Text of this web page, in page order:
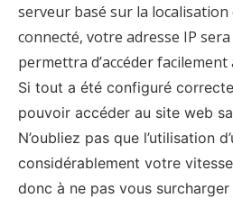
serveur basé sur la localisation
connecté, votre adresse IP
permettra d’accéder
Si tout a été configuré
pouvoir accéder au site web
N’oubliez pas que l’utilisation
considérablement votre
donc à ne pas vous